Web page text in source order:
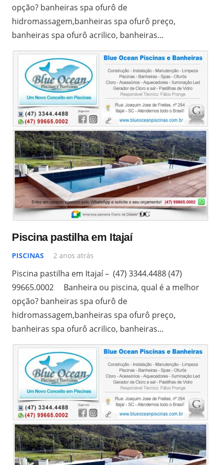
opção? banheiras spa ofurô de
hidromassagem,banheiras spa ofurô preço,
banheiras spa ofurô acrilico, banheiras…
Piscina pastilha em Itajaí
PISCINAS 2 anos atrás
Piscina pastilha em Itajaí – (47) 3344.4488 (47)
99665.0002 Banheira ou piscina, qual é a melhor
opção? banheiras spa ofurô de
hidromassagem,banheiras spa ofurô preço,
banheiras spa ofurô acrilico, banheiras…